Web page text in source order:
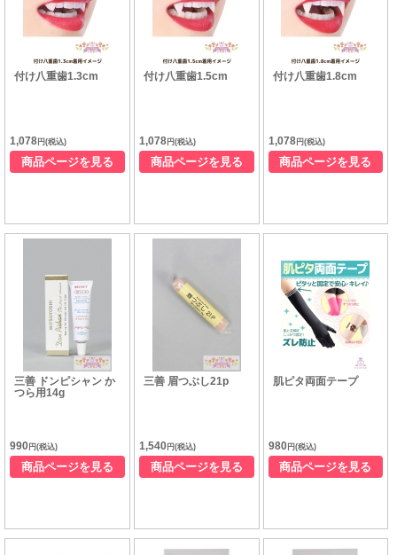
付け八重歯1.3cm
1,078 円(税込)
商品ページを見る
付け八重歯1.5cm
1,078円(税込)
商品ページを見る
付け八重歯1.8cm
1,078円(税込)
商品ページを見る
三善 ドンピシャン か
つら用14g
990 円(税込)
商品ページを見る
三善 眉つぶし21p
1,540円(税込)
商品ページを見る
肌ピタ両面テープ
980円(税込)
商品ページを見る